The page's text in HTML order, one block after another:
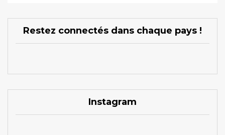
Restez connectés dans chaque pays !
Instagram